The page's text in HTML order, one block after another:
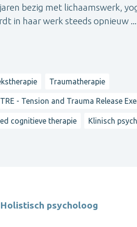
bezig met lichaamswerk,
in haar werk steeds opnieuw ...
Traumatherapie
TRE - Tension and Trauma Release
cognitieve therapie Klinisch
psycholoog